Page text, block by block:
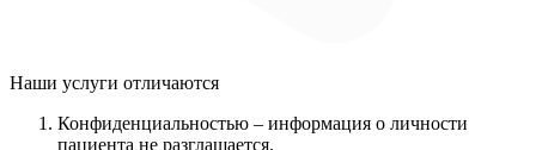
Наши услуги отличаются
Конфиденциальностью – информация о личности
пациента не разглашается.